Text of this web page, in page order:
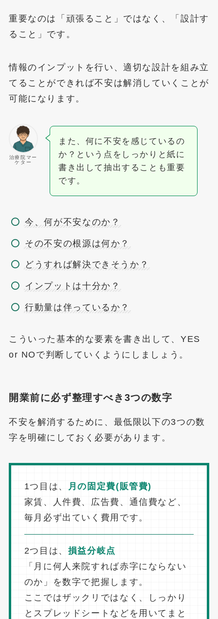
重要なのは「頑張ること」ではなく、「設計す
ること」です。
情報のインプットを行い、適切な設計を組み立
てることができれば不安は解消していくことが
可能になります。
治療院マー
ケター
また、何に不安を感じているの
か？という点をしっかりと紙に
書き出して抽出することも重要
です。
今、何が不安なのか？
その不安の根源は何か？
どうすれば解決できそうか？
インプットは十分か？
行動量は伴っているか？
こういった基本的な要素を書き出して、YES
or NOで判断していくようにしましょう。
開業前に必ず整理すべき3つの数字
不安を解消するために、最低限以下の3つの数
字を明確にしておく必要があります。
1つ目は、
月の固定費(販管費)
家賃、人件費、広告費、通信費など、
毎月必ず出ていく費用です。
2つ目は、 損益分岐点
「月に何人来院すれば赤字にならない
のか」を数字で把握します。
ここではザックリではなく、しっかり
とスプレッドシートなどを用いてまと